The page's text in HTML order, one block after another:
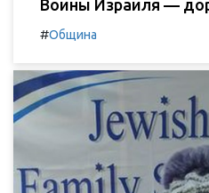
Воины Израиля —
#Община